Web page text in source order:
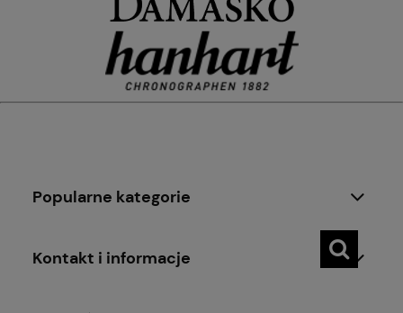
Popularne kategorie
Kontakt i informacje